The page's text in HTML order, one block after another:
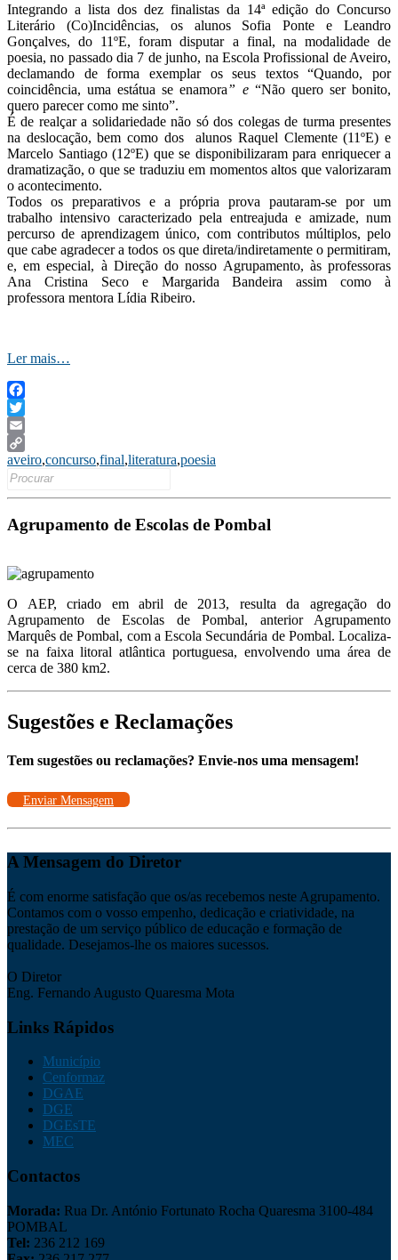
Integrando a lista dos dez finalistas da 14ª edição do Concurso
Literário (Co)Incidências, os alunos Sofia Ponte e Leandro
Gonçalves, do 11ºE, foram disputar a final, na modalidade de
poesia, no passado dia 7 de junho, na Escola Profissional de Aveiro,
declamando de forma exemplar os seus textos “Quando, por
coincidência, uma estátua se enamora” e“Não quero ser bonito,
quero parecer como me sinto”.
É de realçar a solidariedade não só dos colegas de turma presentes
na deslocação, bem como dos alunos Raquel Clemente (11ºE) e
Marcelo Santiago (12ºE) que se disponibilizaram para enriquecer a
dramatização, o que se traduziu em momentos altos que valorizaram
o acontecimento.
Todos os preparativos e a própria prova pautaram-se por um
trabalho intensivo caracterizado pela entreajuda e amizade, num
percurso de aprendizagem único, com contributos múltiplos, pelo
que cabe agradecer a todos os que direta/indiretamente o permitiram,
e, em especial, à Direção do nosso Agrupamento, às professoras
Ana Cristina Seco e Margarida Bandeira assim como à
professora mentora Lídia Ribeiro.
Ler mais…
Facebook
Twitter
Email
Copy
Link
aveiro,concurso,final,literatura,poesia
Search
Agrupamento de Escolas de Pombal
O AEP, criado em abril de 2013, resulta da agregação do
Agrupamento de Escolas de Pombal, anterior Agrupamento
Marquês de Pombal, com a Escola Secundária de Pombal. Localiza-
se na faixa litoral atlântica portuguesa, envolvendo uma área de
cerca de 380 km2.
Sugestões e Reclamações
Tem sugestões ou reclamações? Envie-nos uma mensagem!
Enviar Mensagem
A Mensagem do Diretor
É com enorme satisfação que os/as recebemos neste Agrupamento.
Contamos com o vosso empenho, dedicação e criatividade, na
prestação de um serviço público de educação e formação de
qualidade. Desejamos-lhe os maiores sucessos.
O Diretor
Eng. Fernando Augusto Quaresma Mota
Links Rápidos
Município
Cenformaz
DGAE
DGE
DGEsTE
MEC
Contactos
Morada: Rua Dr. António Fortunato Rocha Quaresma 3100-484
POMBAL
Tel: 236 212 169